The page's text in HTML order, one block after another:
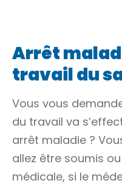
Arrêt
travail du
Vous vous
du travail va
arrêt maladie ?
allez être soumis
médicale, si le